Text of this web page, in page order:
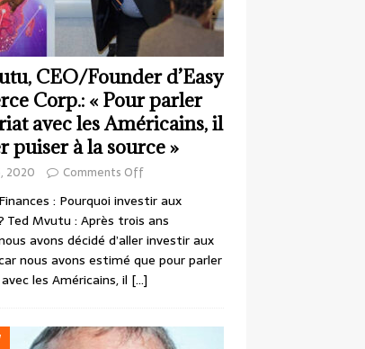
CEO/Founder d’Easy
Corp.: « Pour parler
avec les Américains, il
puiser à la source »
2020 Comments Off
: Pourquoi investir aux
Ted Mvutu : Après trois ans
avons décidé d’aller investir aux
nous avons estimé que pour parler
les Américains, il […]